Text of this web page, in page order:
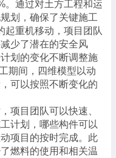
。通过对土方工程和运
划，确保了关键施工
起重机移动，项目团队
少了潜在的安全风
划的变化不断调整施
期间，四维模型以动
可以按照不断变化的
项目团队可以快速、
计划，哪些构件可以
项目的按时完成。此
燃料的使用和相关温